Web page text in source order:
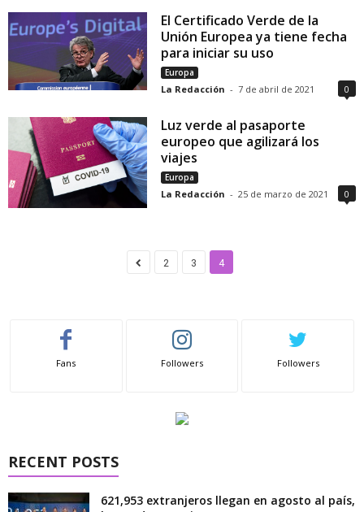
El Certificado Verde de la
Unión Europea ya tiene fecha
para iniciar su uso
Europa
La Redacción - 7 de abril de 2021 0
Luz verde al pasaporte
europeo que agilizará los
viajes
Europa
La Redacción - 25 de marzo de 2021 0
2 3 4
Fans Followers Followers
RECENT POSTS
621,953 extranjeros llegan en agosto al país,